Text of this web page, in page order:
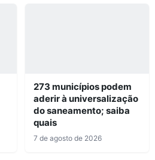
273 municípios podem
aderir à universalização
do saneamento; saiba
quais
7 de agosto de 2026